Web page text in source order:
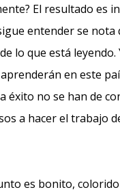
El resultado es
entender se nota
lo que está
en este
éxito no se han de
a hacer el trabajo
es bonito,